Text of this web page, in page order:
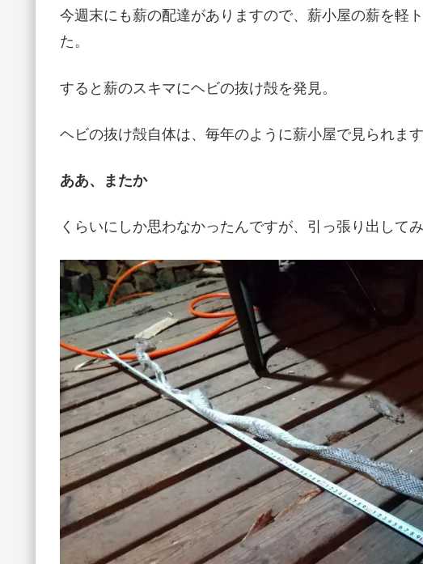
今週末にも薪の配達がありますので、薪小屋の薪を軽
た。
すると薪のスキマにヘビの抜け殻を発見。
ヘビの抜け殻自体は、毎年のように薪小屋で見られま
ああ、またか
くらいにしか思わなかったんですが、引っ張り出して